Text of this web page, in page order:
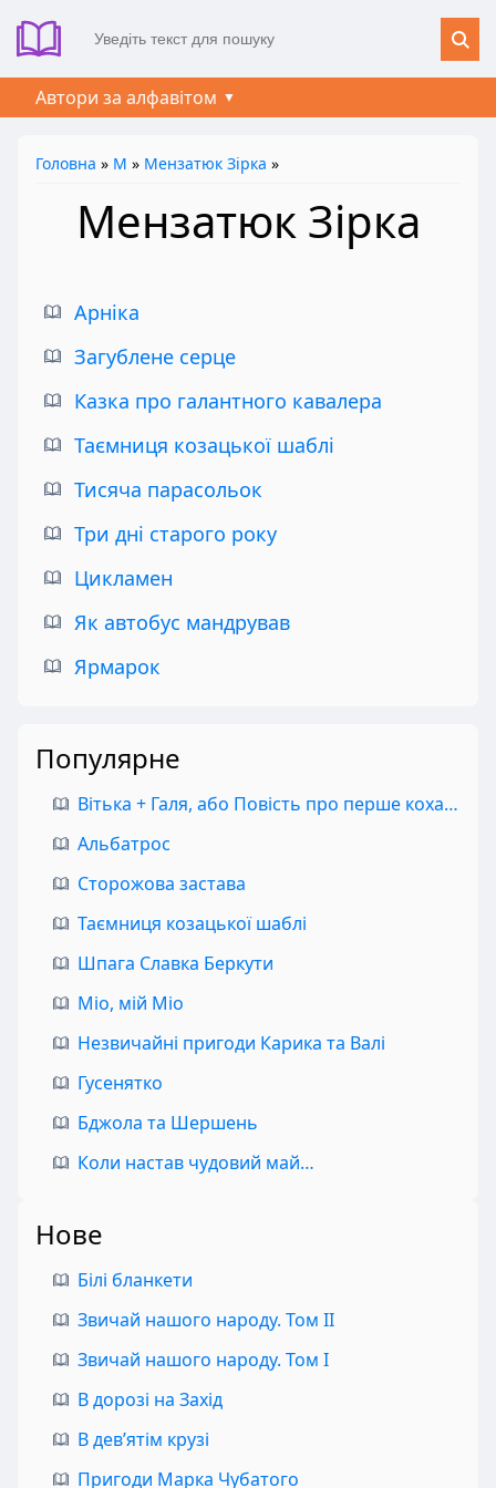
Автори за алфавітом
Головна » М » Мензатюк Зірка »
Мензатюк Зірка
Арніка
Загублене серце
Казка про галантного кавалера
Таємниця козацької шаблі
Тисяча парасольок
Три дні старого року
Цикламен
Як автобус мандрував
Ярмарок
Популярне
Вітька + Галя, або Повість про перше кохання
Альбатрос
Сторожова застава
Таємниця козацької шаблі
Шпага Славка Беркути
Міо, мій Міо
Незвичайні пригоди Карика та Валі
Гусенятко
Бджола та Шершень
Коли настав чудовий май…
Нове
Білі бланкети
Звичай нашого народу. Том II
Звичай нашого народу. Том I
В дорозі на Захід
В дев’ятім крузі
Пригоди Марка Чубатого